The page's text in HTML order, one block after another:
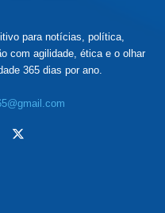
para notícias, política,
com agilidade, ética e o olhar
365 dias por ano.